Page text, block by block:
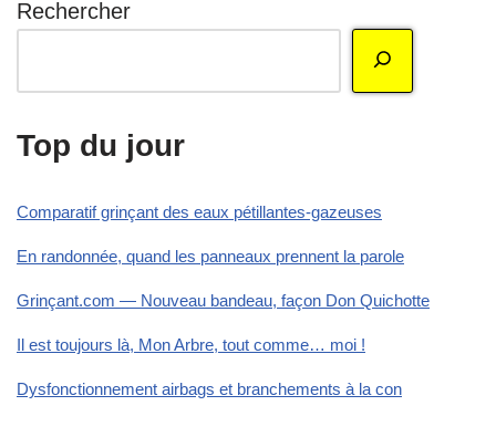
Rechercher
Top du jour
Comparatif grinçant des eaux pétillantes-gazeuses
En randonnée, quand les panneaux prennent la parole
Grinçant.com — Nouveau bandeau, façon Don Quichotte
Il est toujours là, Mon Arbre, tout comme… moi !
Dysfonctionnement airbags et branchements à la con